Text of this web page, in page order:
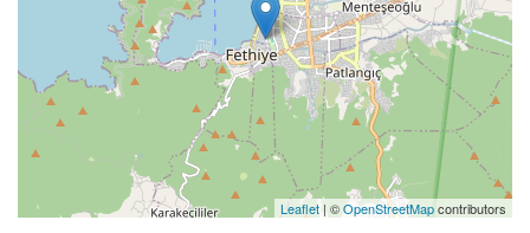
Leaflet | ©OpenStreetMapcontributors